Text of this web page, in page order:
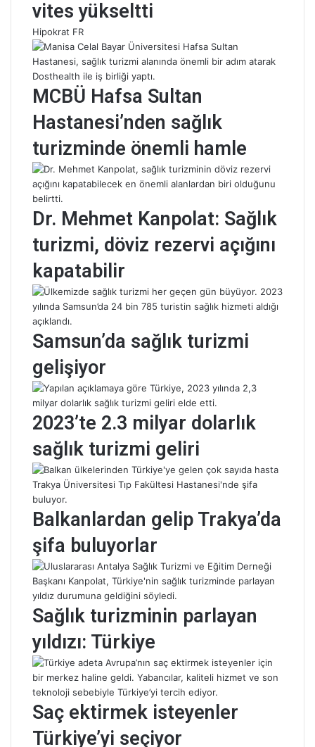
vites yükseltti
Hipokrat FR
MCBÜ Hafsa Sultan
Hastanesi’nden sağlık
turizminde önemli hamle
Dr. Mehmet Kanpolat: Sağlık
turizmi, döviz rezervi açığını
kapatabilir
Samsun’da sağlık turizmi
gelişiyor
2023’te 2.3 milyar dolarlık
sağlık turizmi geliri
Balkanlardan gelip Trakya’da
şifa buluyorlar
Sağlık turizminin parlayan
yıldızı: Türkiye
Saç ektirmek isteyenler
Türkiye’yi seçiyor